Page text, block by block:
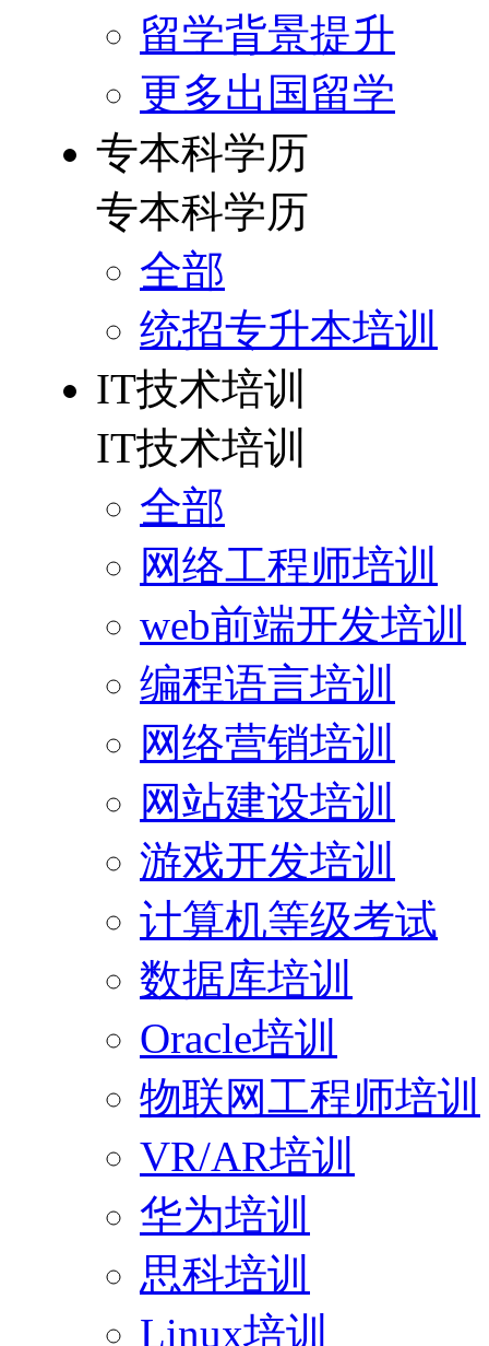
留学背景提升
更多出国留学
专本科学历
专本科学历
全部
统招专升本培训
IT技术培训
IT技术培训
全部
网络工程师培训
web前端开发培训
编程语言培训
网络营销培训
网站建设培训
游戏开发培训
计算机等级考试
数据库培训
Oracle培训
物联网工程师培训
VR/AR培训
华为培训
思科培训
Linux培训